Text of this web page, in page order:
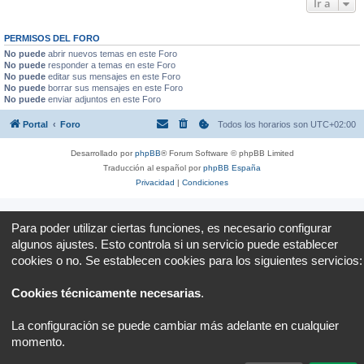
Ir a
PERMISOS DEL FORO
No puede abrir nuevos temas en este Foro
No puede responder a temas en este Foro
No puede editar sus mensajes en este Foro
No puede borrar sus mensajes en este Foro
No puede enviar adjuntos en este Foro
Portal Foro Todos los horarios son UTC+02:00
Desarrollado porphpBB® Forum Software © phpBB Limited
Traducción al español porphpBB España
Privacidad | Condiciones
Para poder utilizar ciertas funciones, es necesario configurar
algunos ajustes. Esto controla si un servicio puede establecer
cookies o no. Se establecen cookies para los siguientes servicios:
Cookies técnicamente necesarias.
La configuración se puede cambiar más adelante en cualquier
momento.